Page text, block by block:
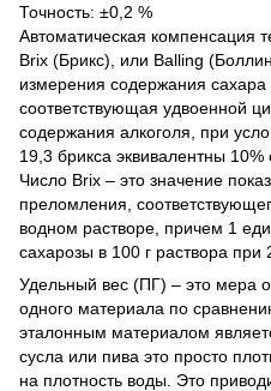
Точность: ±0,2 %
Автоматическая компенсация
Brix (Брикс), или Balling
измерения содержания
соответствующая удвоенной
содержания алкоголя, при
19,3 брикса эквивалентны 10%
Число Brix – это значение
преломления,
водном растворе, причем 1
сахарозы в 100 г раствора при
Удельный вес (ПГ) – это мера
одного материала по
эталонным материалом
сусла или пива это просто
на плотность воды. Это